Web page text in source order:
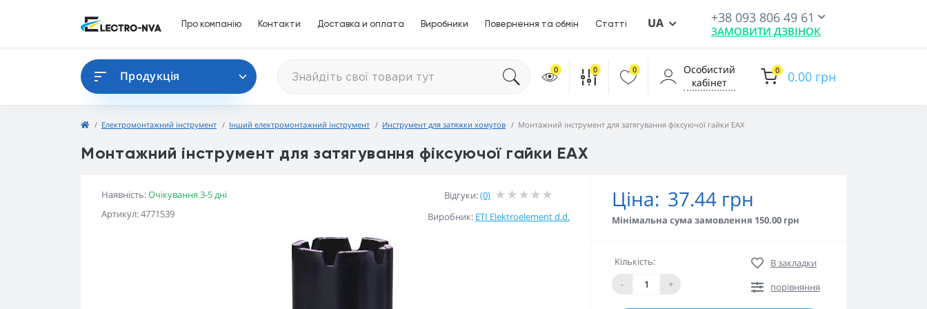
Про компанію Контакти Доставка и оплата Виробники Повернення та обмін Статті UA +38 093 806 49 61
ЗАМОВИТИ ДЗВІНОК
Продукція 0 0 0
Особистий
кабінет
0 0.00 грн
Електромонтажний інструмент Інший електромонтажний інструмент Инструмент для затяжки хомутов Монтажний інструмент для затягування фіксуючої гайки EAX
Монтажний інструмент для затягування фіксуючої гайки EAX
Наявність:Очікування 3-5 дні
Артикул: 4771539
Відгуки:(0)
Виробник: ETI Elektroelement d.d.
Ціна: 37.44 грн
Мінімальна сума замовлення 150.00 грн
Кількість:
-
+
В закладки
порівняння